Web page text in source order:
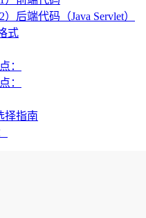
2）后端代码（Java Servlet）
式
：
：
择指南